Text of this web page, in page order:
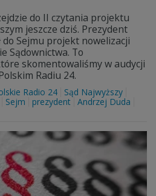
do II czytania projektu
jeszcze dziś. Prezydent
Sejmu projekt nowelizacji
Sądownictwa. To
skomentowaliśmy w audycji
Radiu 24.
Radio 24
Sąd Najwyższy
Sejm prezydent Andrzej Duda